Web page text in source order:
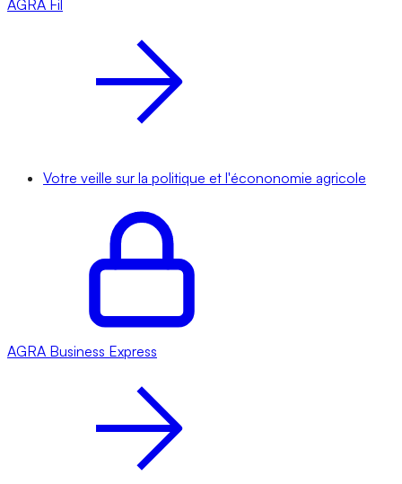
AGRA Fil
Votre veille sur la politique et l'écononomie agricole
AGRA Business Express